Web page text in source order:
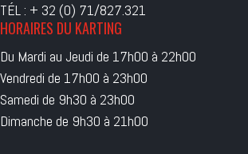
TÉL : + 32 (0) 71/827.321
HORAIRES DU KARTING
Du Mardi au Jeudi de 17h00 à 22h00
Vendredi de 17h00 à 23h00
Samedi de 9h30 à 23h00
Dimanche de 9h30 à 21h00